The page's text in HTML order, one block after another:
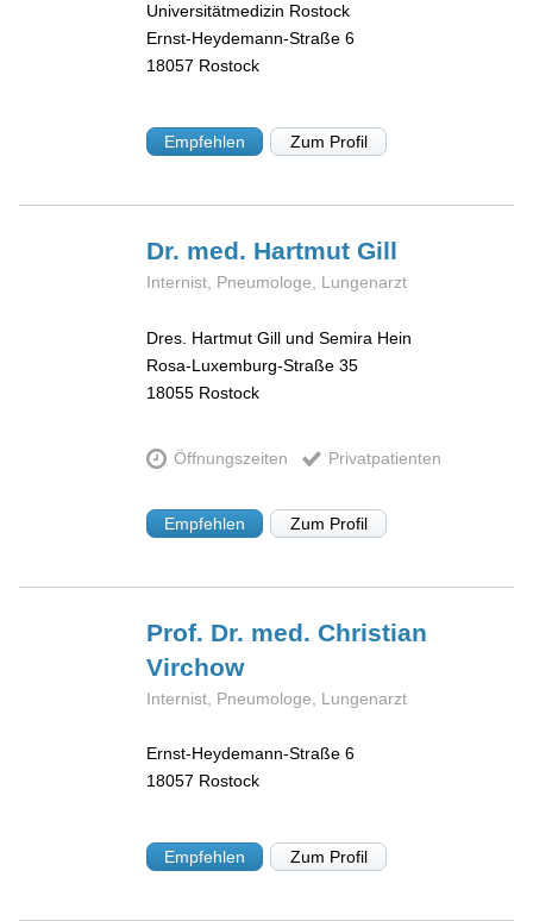
Universitätmedizin Rostock
Ernst-Heydemann-Straße 6
18057 Rostock
Empfehlen Zum Profil
Dr. med. HartmutGill
Internist, Pneumologe, Lungenarzt
Dres. Hartmut Gill und Semira Hein
Rosa-Luxemburg-Straße 35
18055 Rostock
Öffnungszeiten Privatpatienten
Empfehlen Zum Profil
Prof. Dr. med. Christian
Virchow
Internist, Pneumologe, Lungenarzt
Ernst-Heydemann-Straße 6
18057 Rostock
Empfehlen Zum Profil